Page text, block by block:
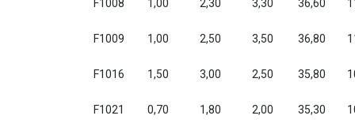
F1008 1,00 2,30 3,30 36,60
F1009 1,00 2,50 3,50 36,80
F1016 1,50 3,00 2,50 35,80
F1021 0,70 1,80 2,00 35,30